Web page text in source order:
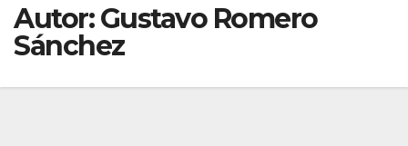
Autor:Gustavo Romero
Sánchez